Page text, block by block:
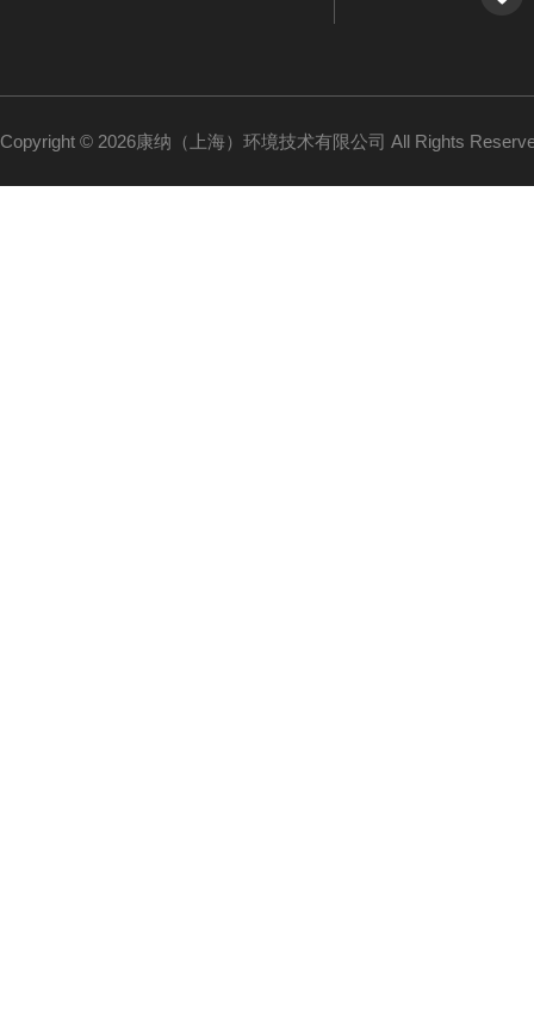
Copyright © 2026康纳（上海）环境技术有限公司 All Rights